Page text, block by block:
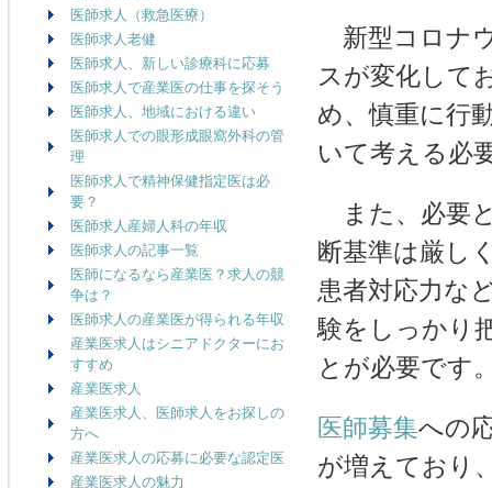
医師求人（救急医療）
医師求人老健
医師求人、新しい診療科に応募
医師求人で産業医の仕事を探そう
医師求人、地域における違い
医師求人での眼形成眼窩外科の管
理
医師求人で精神保健指定医は必
要？
医師求人産婦人科の年収
医師求人の記事一覧
医師になるなら産業医？求人の競
争は？
医師求人の産業医が得られる年収
産業医求人はシニアドクターにお
すすめ
産業医求人
産業医求人、医師求人をお探しの
方へ
産業医求人の応募に必要な認定医
産業医求人の魅力
新型コロナ
スが変化して
め、慎重に行
いて考える必
また、必要
断基準は厳し
患者対応力な
験をしっかり
とが必要です
医師募集への
が増えており